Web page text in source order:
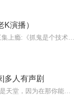
演播）
多人有声剧